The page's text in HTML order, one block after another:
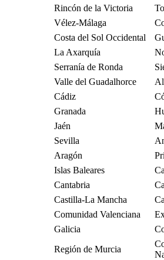
Rincón de la Victoria
Vélez-Málaga
Costa del Sol Occidental
La Axarquía
Serranía de Ronda
Valle del Guadalhorce
Cádiz
Granada
Jaén
Sevilla
Aragón
Islas Baleares
Cantabria
Castilla-La Mancha
Comunidad Valenciana
Galicia
Región de Murcia